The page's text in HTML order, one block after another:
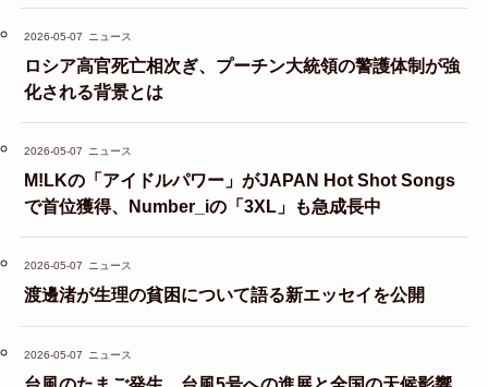
2026-05-07 ニュース
ロシア高官死亡相次ぎ、プーチン大統領の警護体制が強
化される背景とは
2026-05-07 ニュース
M!LKの「アイドルパワー」がJAPAN Hot Shot Songs
で首位獲得、Number_iの「3XL」も急成長中
2026-05-07 ニュース
渡邊渚が生理の貧困について語る新エッセイを公開
2026-05-07 ニュース